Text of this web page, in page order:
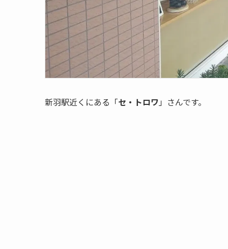
新羽駅近くにある「セ・トロワ 」さんです。